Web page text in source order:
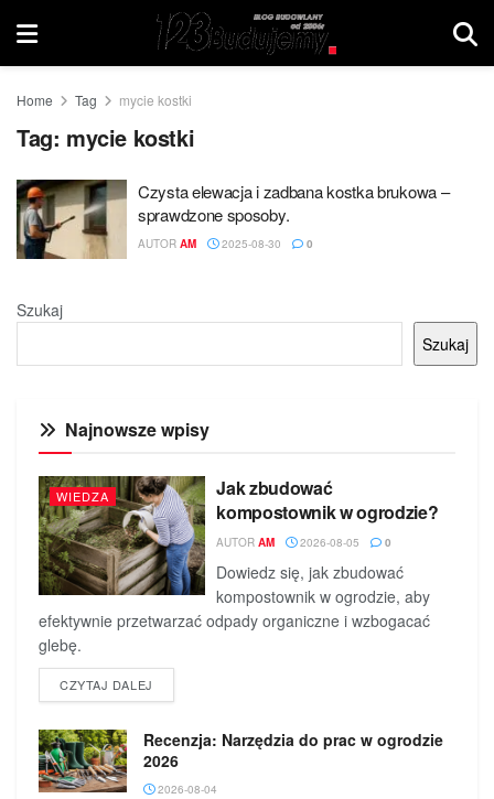
Home Tag mycie kostki
Tag: mycie kostki
Czysta elewacja i zadbana kostka brukowa –
sprawdzone sposoby.
AUTOR AM 2025-08-30 0
Szukaj
Szukaj
Najnowsze wpisy
WIEDZA
Jak zbudować
kompostownik w ogrodzie?
AUTOR AM 2026-08-05 0
Dowiedz się, jak zbudować
kompostownik w ogrodzie, aby
efektywnie przetwarzać odpady organiczne i wzbogacać
glebę.
CZYTAJ DALEJ
Recenzja: Narzędzia do prac w ogrodzie
2026
2026-08-04